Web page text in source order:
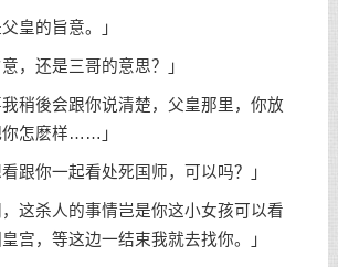
的旨意。」
还是三哥的意思？」
後会跟你说清楚，父皇那里，你放
你怎麽样……」
你一起看处死国师，可以吗？」
杀人的事情岂是你这小女孩可以看
宫，等这边一结束我就去找你。」